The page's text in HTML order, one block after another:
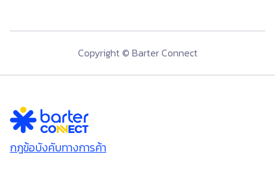
Copyright © Barter Connect
กฎข้อบังคับทางการค้า